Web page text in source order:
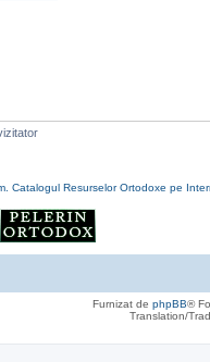
Furnizat de phpBB®
Translation/